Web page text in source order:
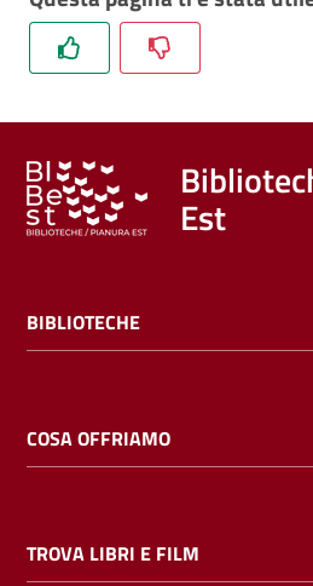
libri
Calendario
Bambini
e
E
Est
BIBLIOTECHE
COSA OFFRIAMO
TROVA LIBRI E FILM